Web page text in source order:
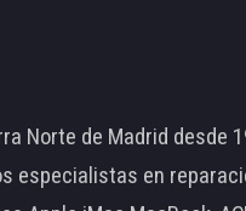
Norte de Madrid desde
en